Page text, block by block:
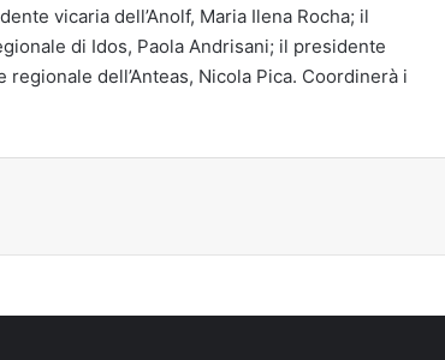
vicaria dell’Anolf, Maria Ilena Rocha; il
di Idos, Paola Andrisani; il presidente
dell’Anteas, Nicola Pica. Coordinerà i